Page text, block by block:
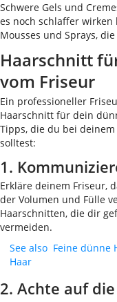
Schwere Gels und
es noch schlaffer wirken
Mousses und Sprays,
Haarschnitt
vom Friseur
Ein professioneller
Haarschnitt für dein
Tipps, die du bei
solltest:
1.
Erkläre deinem Friseur,
der Volumen und Fülle
Haarschnitten, die dir
vermeiden.
See also Feine dünne
Haar
2. Achte auf